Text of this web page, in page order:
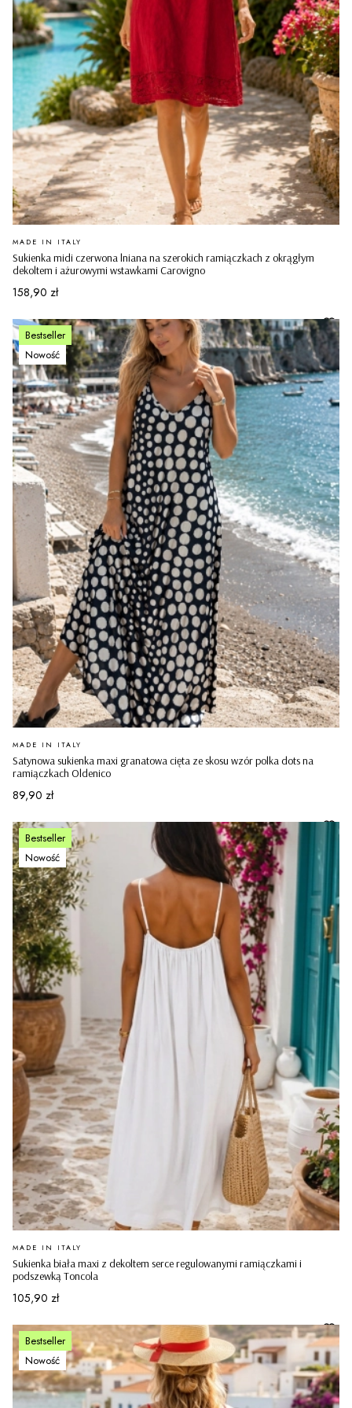
Sukienka midi czerwona lniana na szerokich ramiączkach z okrągłym
dekoltem i ażurowymi wstawkami Carovigno
PRODUCENT
MADE IN ITALY
Cena
158,90 zł
Bestseller
Nowość
Satynowa sukienka maxi granatowa cięta ze skosu wzór polka dots na
ramiączkach Oldenico
PRODUCENT
MADE IN ITALY
Cena
89,90 zł
Bestseller
Nowość
Sukienka biała maxi z dekoltem serce regulowanymi ramiączkami i
podszewką Toncola
PRODUCENT
MADE IN ITALY
Cena
105,90 zł
Bestseller
Nowość